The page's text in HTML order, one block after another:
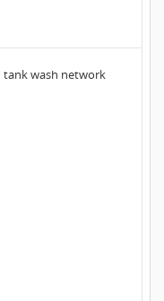
tank wash network